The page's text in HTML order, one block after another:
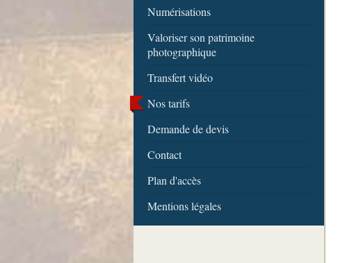
Numérisations
Valoriser son patrimoine
photographique
Transfert vidéo
Nos tarifs
Demande de devis
Contact
Plan d'accès
Mentions légales